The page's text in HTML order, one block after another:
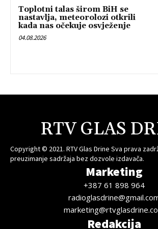
Toplotni talas širom BiH se
nastavlja, meteorolozi otkrili
kada nas očekuje osvježenje
04.08.2026
RTV GLAS
Copyright © 2021. RTV Glas Drine Sva prava
preuzimanje sadržaja bez dozvole izdavača.
Marketing
+387 61 898 964
Redakcija